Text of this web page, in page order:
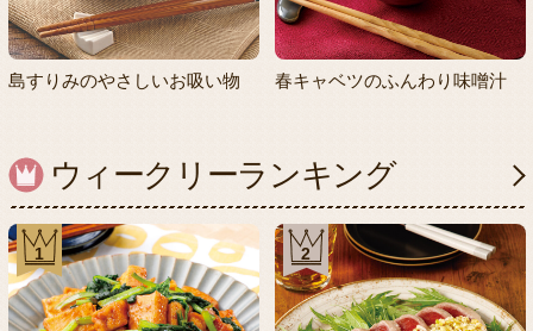
島すりみのやさしいお吸い物 春キャベツのふんわり味噌汁
ウィークリーランキング
1 2